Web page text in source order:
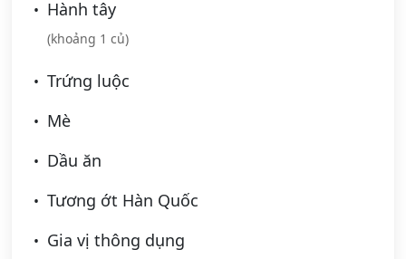
Hành tây
(khoảng 1 củ)
Trứng luộc
Mè
Dầu ăn
Tương ớt Hàn Quốc
Gia vị thông dụng